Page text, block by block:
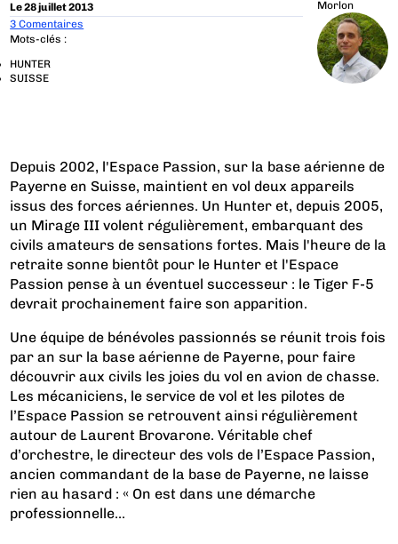
Le 28 juillet 2013
Morlon
3 Comentaires
Mots-clés :
HUNTER
SUISSE
Depuis 2002, l'Espace Passion, sur la base aérienne de
Payerne en Suisse, maintient en vol deux appareils
issus des forces aériennes. Un Hunter et, depuis 2005,
un Mirage III volent régulièrement, embarquant des
civils amateurs de sensations fortes. Mais l'heure de la
retraite sonne bientôt pour le Hunter et l'Espace
Passion pense à un éventuel successeur : le Tiger F-5
devrait prochainement faire son apparition.
Une équipe de bénévoles passionnés se réunit trois fois
par an sur la base aérienne de Payerne, pour faire
découvrir aux civils les joies du vol en avion de chasse.
Les mécaniciens, le service de vol et les pilotes de
l’Espace Passion se retrouvent ainsi régulièrement
autour de Laurent Brovarone. Véritable chef
d’orchestre, le directeur des vols de l’Espace Passion,
ancien commandant de la base de Payerne, ne laisse
rien au hasard : « On est dans une démarche
professionnelle...